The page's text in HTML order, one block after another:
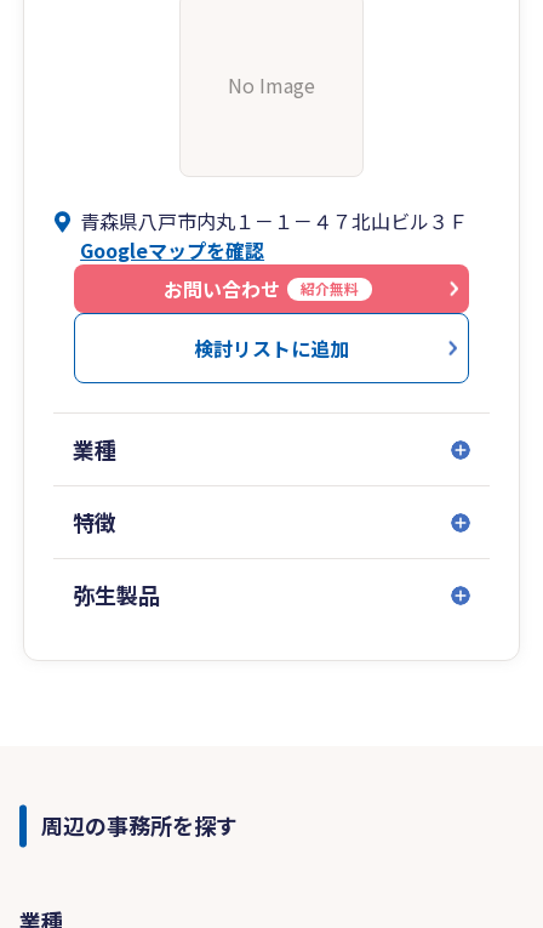
No Image
青森県八戸市内丸１－１－４７北山ビル３Ｆ
Googleマップを確認
お問い合わせ
紹介無料
検討リストに追加
業種
特徴
弥生製品
周辺の事務所を探す
業種